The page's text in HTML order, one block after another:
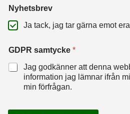
Nyhetsbrev
Ja tack, jag tar gärna emot
GDPR samtycke *
Jag godkänner att denna
information jag lämnar ifrån
min förfrågan.